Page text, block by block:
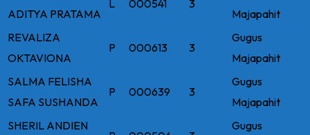
ADITYA PRATAMA
L 000541 3
Majapahit
REVALIZA
OKTAVIONA
P 000613 3
Gugus
Majapahit
SALMA FELISHA
SAFA SUSHANDA
P 000639 3
Gugus
Majapahit
SHERIL ANDIEN
Gugus